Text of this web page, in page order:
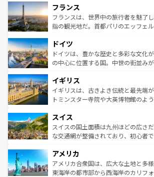
ませてくれるイタリアで、忘れられな
なお、新着のイタリア情報はコンテ
しい。
文化が根付くこの国では、情熱的なフ
れる闘牛、そして美味しいタパスが
る。首都マドリードの洗練された雰
の城塞都市、穏やかなビーチリゾー
せる。地方によって風土や気候が異
性で訪れる人を魅
フランス
フランスは、世界中の旅行者を魅了
指の観光地だ。首都パリのエッフェ
で、幅広い魅力が詰まっている。華
聖堂、美しいビーチ、そして豊かな
から魅了する。また、フランスは美
いる。シャンパンの発祥地であるラン
香り高いラベンダー畑など、多彩な
らに、パリ以外の地域にも魅力が溢
れる地方に足を運ぶとそれぞれで全
きるだろう。 なお、新着のフラン
を参照してほしい。
ドイツ
ドイツは、豊かな歴史と多彩な文化
の中心に位置する国。中世の街並み
顔を持つこの国は、どこを歩いても飽
ルリンの文化的活気、バイエルン州
してライン川沿いのワイン畑といっ
は、お酒好きな人にはぜひ体験してほしい。 なお
ドイツ情報はコンテンツ一覧を参照
イギリス
イギリスは、古きよき伝統と最先端
トミンスター寺院や大英博物館のよ
リアごとに異なる魅力がある。また
ティー、ビール好きにはたまらない
戦など、本場だからこそできる体験
ンツ一覧を参照してほしい。
スイス
スイスの国土面積は九州ほどの広さ
な交通網が整備されており、初心者
の建物がそのまま残る町や、スイスな
博物館もあり、アルプス観光だけで
ことができる。国民の所得が高いた
アメリカ
アメリカ合衆国は、広大な土地と多
東海岸の都市部から西海岸のカリフ